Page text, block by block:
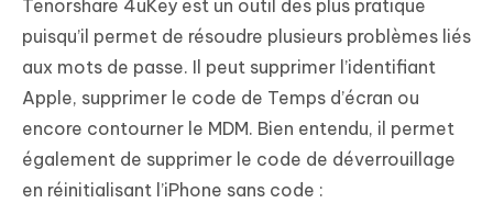
Tenorshare 4uKey est un outil des plus pratique
puisqu’il permet de résoudre plusieurs problèmes liés
aux mots de passe. Il peut supprimer l’identifiant
Apple, supprimer le code de Temps d’écran ou
encore contourner le MDM. Bien entendu, il permet
également de supprimer le code de déverrouillage
en réinitialisant l’iPhone sans code :